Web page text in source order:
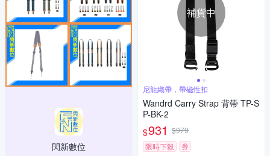
閃新數位
補貨中
尼龍織帶，帶磁性扣
Wandrd Carry Strap 背帶 TP-S
P-BK-2
$931 $979
限時下殺
券